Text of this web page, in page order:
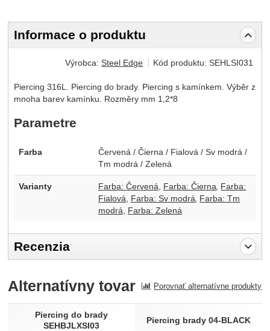
Informace o produktu
Výrobca:Steel Edge Kód produktu:SEHLSI031
Piercing 316L. Piercing do brady. Piercing s kamínkem. Výběr z
mnoha barev kamínku. Rozměry mm 1,2*8
Parametre
Farba
Červená / Čierna / Fialová / Sv modrá /
Tm modrá / Zelená
Varianty Farba: Červená Farba: Čierna Farba:
Fialová
Farba: Sv modrá Farba: Tm
modrá
Farba: Zelená
Recenzia
Recenzia
Nebola pridaná žiadna recenzia.
Alternatívny tovar Porovnať alternatívne produkty
Piercing do brady
SEHBJLXSI03
Piercing brady 04-BLACK